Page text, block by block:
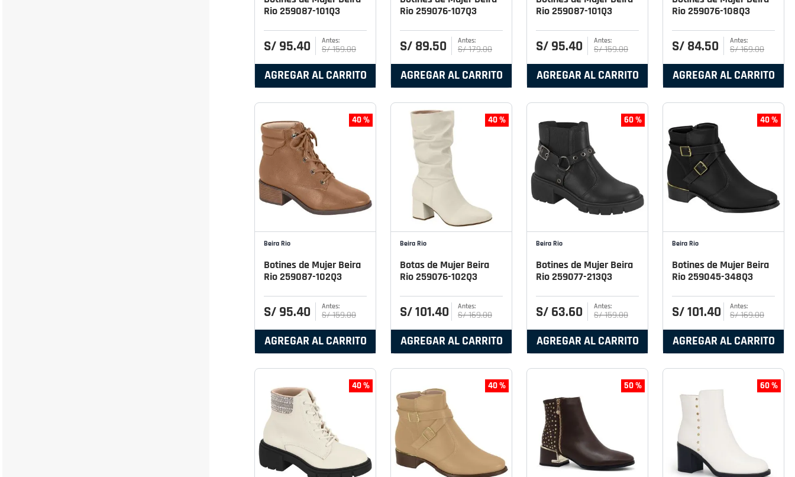
Rio 259087-101Q3
S/ 95.40 S/159.00
AGREGAR AL CARRITO
Rio 259076-107Q3
S/ 89.50 S/179.00
AGREGAR AL CARRITO
Rio 259087-101Q3
S/ 95.40 S/159.00
AGREGAR AL CARRITO
Rio 259076-108Q3
S/ 84.50 S/169.00
AGREGAR AL CARRITO
40 %
Beira Rio
Botines de Mujer Beira
Rio 259087-102Q3
S/ 95.40 S/159.00
AGREGAR AL CARRITO
40 %
Beira Rio
Botas de Mujer Beira
Rio 259076-102Q3
S/101.40 S/169.00
AGREGAR AL CARRITO
60 %
Beira Rio
Botines de Mujer Beira
Rio 259077-213Q3
S/ 63.60 S/159.00
AGREGAR AL CARRITO
40 %
Beira Rio
Botines de Mujer Beira
Rio 259045-348Q3
S/101.40 S/169.00
AGREGAR AL CARRITO
40 % 40 % 50 % 60 %